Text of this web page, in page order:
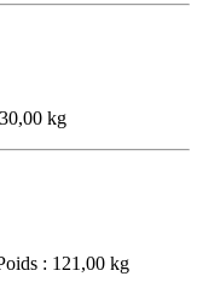
kg
: 121,00 kg